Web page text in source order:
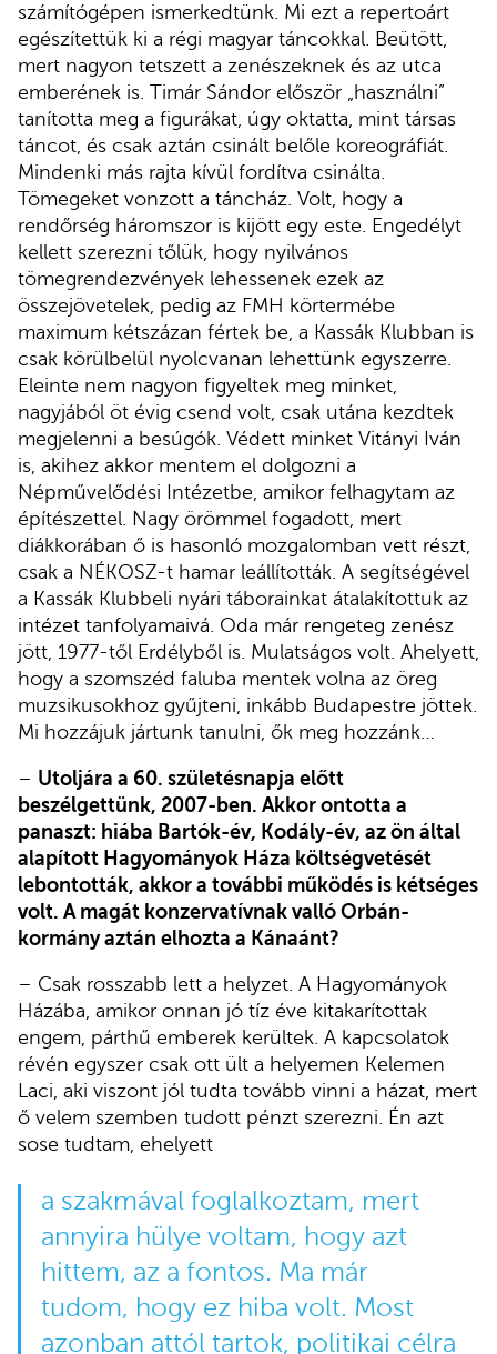
számítógépen ismerkedtünk. Mi ezt a repertoárt
egészítettük ki a régi magyar táncokkal. Beütött,
mert nagyon tetszett a zenészeknek és az utca
emberének is. Timár Sándor először „használni”
tanította meg a figurákat, úgy oktatta, mint társas
táncot, és csak aztán csinált belőle koreográfiát.
Mindenki más rajta kívül fordítva csinálta.
Tömegeket vonzott a táncház. Volt, hogy a
rendőrség háromszor is kijött egy este. Engedélyt
kellett szerezni tőlük, hogy nyilvános
tömegrendezvények lehessenek ezek az
összejövetelek, pedig az FMH körtermébe
maximum kétszázan fértek be, a Kassák Klubban is
csak körülbelül nyolcvanan lehettünk egyszerre.
Eleinte nem nagyon figyeltek meg minket,
nagyjából öt évig csend volt, csak utána kezdtek
megjelenni a besúgók. Védett minket Vitányi Iván
is, akihez akkor mentem el dolgozni a
Népművelődési Intézetbe, amikor felhagytam az
építészettel. Nagy örömmel fogadott, mert
diákkorában ő is hasonló mozgalomban vett részt,
csak a NÉKOSZ-t hamar leállították. A segítségével
a Kassák Klubbeli nyári táborainkat átalakítottuk az
intézet tanfolyamaivá. Oda már rengeteg zenész
jött, 1977-től Erdélyből is. Mulatságos volt. Ahelyett,
hogy a szomszéd faluba mentek volna az öreg
muzsikusokhoz gyűjteni, inkább Budapestre jöttek.
Mi hozzájuk jártunk tanulni, ők meg hozzánk…
– Utoljára a 60. születésnapja előtt
beszélgettünk, 2007-ben. Akkor ontotta a
panaszt: hiába Bartók-év, Kodály-év, az ön által
alapított Hagyományok Háza költségvetését
lebontották, akkor a további működés is kétséges
volt. A magát konzervatívnak valló Orbán-
kormány aztán elhozta a Kánaánt?
– Csak rosszabb lett a helyzet. A Hagyományok
Házába, amikor onnan jó tíz éve kitakarítottak
engem, párthű emberek kerültek. A kapcsolatok
révén egyszer csak ott ült a helyemen Kelemen
Laci, aki viszont jól tudta tovább vinni a házat, mert
ő velem szemben tudott pénzt szerezni. Én azt
sose tudtam, ehelyett
a szakmával foglalkoztam, mert
annyira hülye voltam, hogy azt
hittem, az a fontos. Ma már
tudom, hogy ez hiba volt. Most
azonban attól tartok, politikai célra